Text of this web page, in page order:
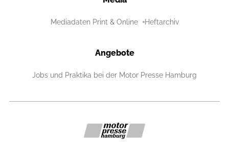
Mediadaten Print & Online Heftarchiv
Angebote
Jobs und Praktika bei der Motor Presse Hamburg